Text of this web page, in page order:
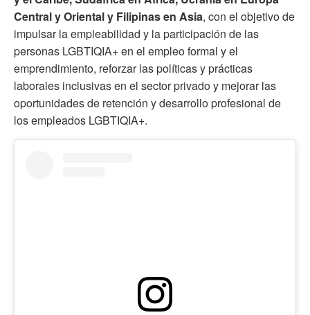
Central y Oriental y Filipinas en Asia, con el objetivo de
impulsar la empleabilidad y la participación de las
personas LGBTIQIA+ en el empleo formal y el
emprendimiento, reforzar las políticas y prácticas
laborales inclusivas en el sector privado y mejorar las
oportunidades de retención y desarrollo profesional de
los empleados LGBTIQIA+.